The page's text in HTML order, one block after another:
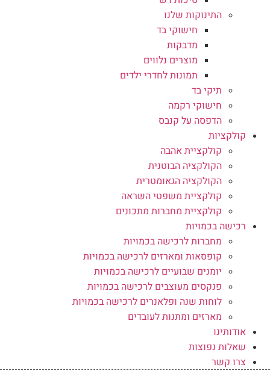
התינוקות שלנו
חישוקי בד
מדבקות
מוצרים נלווים
תמונות לחדרי ילדים
תיקי בד
חישוקי רקמה
הדפסה על קנבס
קולקציות
קולקציית אהבה
הקולקציה הבוטנית
הקולקציה הגאומטרית
קולקציית משפטי השראה
קולקציית מחברות מתכונים
רכישה בכמויות
מחברות לרכישה בכמויות
קופסאות ומארזים לרכישה בכמויות
יומנים שבועיים לרכישה בכמויות
פנקסים מעוצבים לרכישה בכמויות
לוחות שנה ופלאנרים לרכישה בכמויות
מארזים ומתנות לעובדים
אודותינו
שאלות נפוצות
צרו קשר